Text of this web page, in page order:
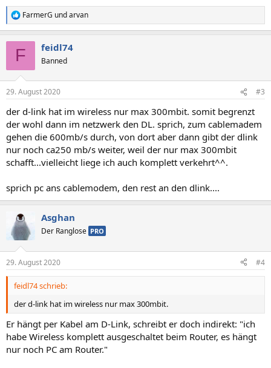
R
e
e
:
FarmerG undarvan
F feidl74
Banned
29. August 2020 #3
der d-link hat im wireless nur max 300mbit. somit begrenzt
der wohl dann im netzwerk den DL. sprich, zum cablemadem
gehen die 600mb/s durch, von dort aber dann gibt der dlink
nur noch ca250 mb/s weiter, weil der nur max 300mbit
schafft...vielleicht liege ich auch komplett verkehrt^^.
sprich pc ans cablemodem, den rest an den dlink....
Asghan
Der Ranglose PRO
29. August 2020 #4
feidl74 schrieb:
der d-link hat im wireless nur max 300mbit.
Er hängt per Kabel am D-Link, schreibt er doch indirekt: "ich
habe Wireless komplett ausgeschaltet beim Router, es hängt
nur noch PC am Router."